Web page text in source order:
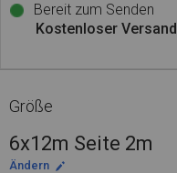
Bereit zum Senden
Kostenloser Versand
Größe
6x12m Seite 2m
Ändern